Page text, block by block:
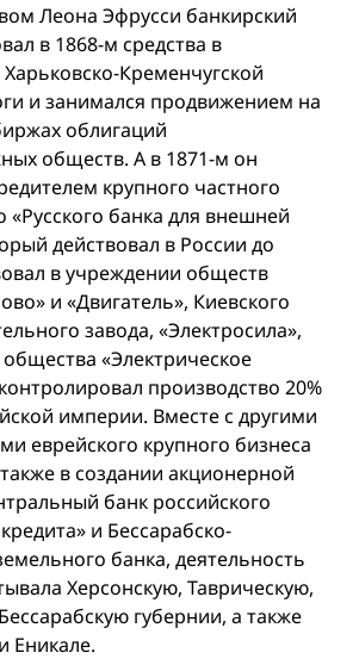
Леона Эфрусси банкирский
в 1868-м средства в
Кременчугской
и занимался продвижением на
облигаций
обществ. А в 1871-м он
крупного частного
«Русского банка для внешней
действовал в России до
в учреждении обществ
и «Двигатель», Киевского
завода, «Электросила»,
«Электрическое
производство 20%
империи. Вместе с другими
еврейского крупного бизнеса
в создании акционерной
банк российского
и Бессарабско-
банка, деятельность
Херсонскую, Таврическую,
губернии, а также
Еникале.